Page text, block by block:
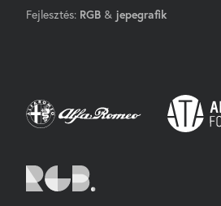
Fejlesztés: RGB & jepegrafik